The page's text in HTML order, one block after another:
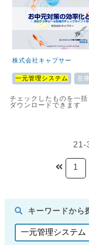
株式会社キャプサー
一元管理システム 在
チェックしたものを一括
ダウンロードできます
21-
1
キーワードから